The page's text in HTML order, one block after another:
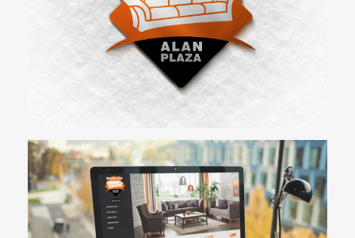
SEARCH AND PRESS ENTER